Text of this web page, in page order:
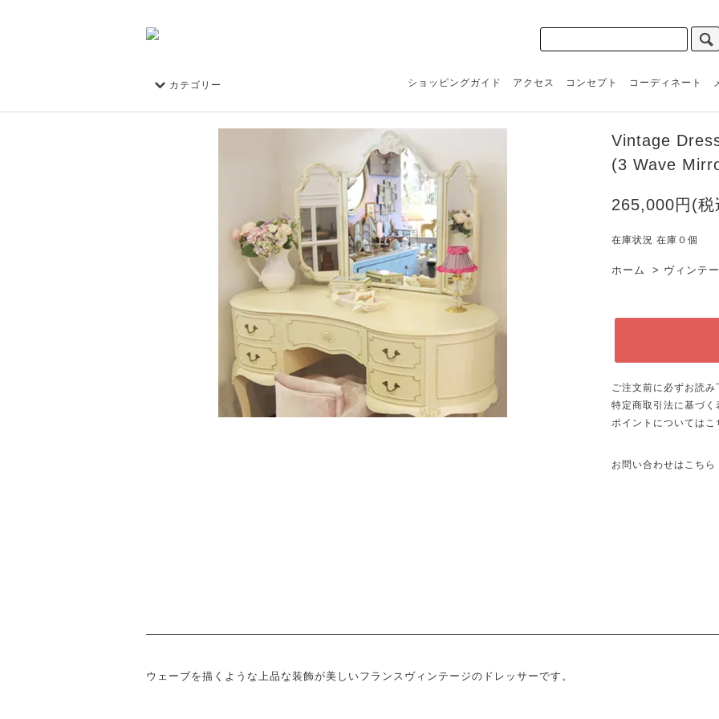
カテゴリー ショッピングガイド アクセス コンセプト コーディネート
Vintage
(3 Wave
265,000円(
在庫状況 在庫０個
ホーム > ヴィンテ
ご注文前に必ずお読み
特定商取引法に基づく
ポイントについてはこ
お問い合わせはこちら
ウェーブを描くような上品な装飾が美しいフランスヴィンテージのドレッサーです。